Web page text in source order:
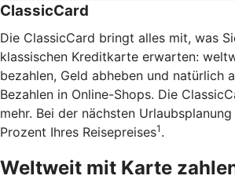
ClassicCard
Die ClassicCard bringt alles mit, was
klassischen Kreditkarte erwarten:
bezahlen, Geld abheben und natürlich
Bezahlen in Online-Shops. Die
mehr. Bei der nächsten
Prozent Ihres Reisepreises1 .
Weltweit mit Karte